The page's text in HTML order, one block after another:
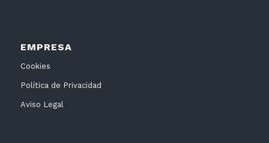
EMPRESA
Cookies
Política de Privacidad
Aviso Legal